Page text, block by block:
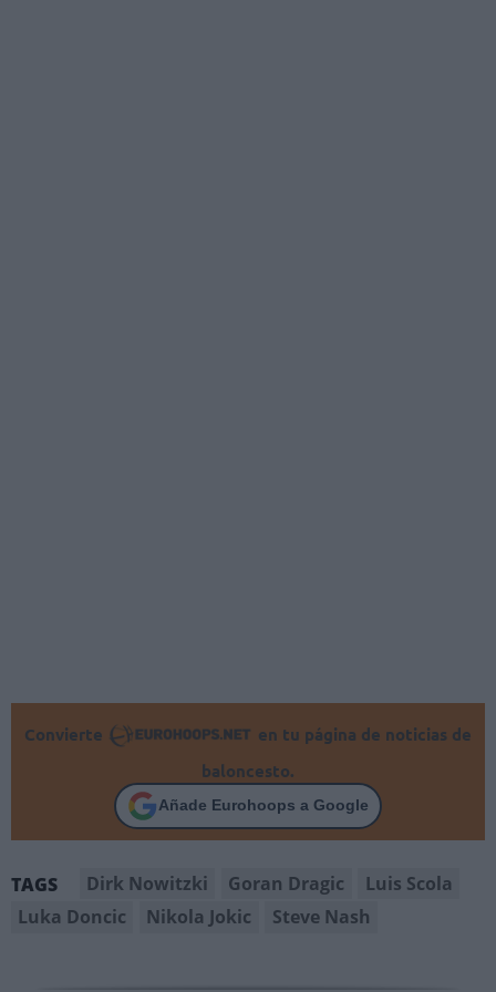
Convierte
en tu página de noticias de
baloncesto.
Añade Eurohoops a Google
TAGS Dirk Nowitzki Goran Dragic
Luis Scola
Luka Doncic
Nikola Jokic Steve Nash